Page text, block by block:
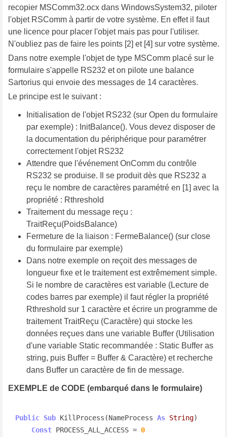
recopier MSComm32.ocx dans WindowsSystem32, piloter
l'objet RSComm à partir de votre système. En effet il faut
une licence pour placer l'objet mais pas pour l'utiliser.
N'oubliez pas de faire les points [2] et [4] sur votre système.
Dans notre exemple l'objet de type MSComm placé sur le
formulaire s'appelle RS232 et on pilote une balance
Sartorius qui envoie des messages de 14 caractères.
Le principe est le suivant :
Initialisation de l'objet RS232 (sur Open du formulaire
par exemple) : InitBalance(). Vous devez disposer de
la documentation du périphérique pour paramétrer
correctement l'objet RS232
Attendre que l'événement OnComm du contrôle
RS232 se produise. Il se produit dès que RS232 a
reçu le nombre de caractères paramétré en [1] avec la
propriété : Rthreshold
Traitement du message reçu :
TraitReçu(PoidsBalance)
Fermeture de la liaison : FermeBalance() (sur close
du formulaire par exemple)
Dans notre exemple on reçoit des messages de
longueur fixe et le traitement est extrêmement simple.
Si le nombre de caractères est variable (Lecture de
codes barres par exemple) il faut régler la propriété
Rthreshold sur 1 caractère et écrire un programme de
traitement TraitReçu (Caractère) qui stocke les
données reçues dans une variable Buffer (Utilisation
d'une variable Static recommandée : Static Buffer as
string, puis Buffer = Buffer & Caractère) et recherche
dans Buffer un caractère de fin de message.
EXEMPLE de CODE (embarqué dans le formulaire)
Public Sub KillProcess(NameProcess As String)
Const PROCESS_ALL_ACCESS = 0